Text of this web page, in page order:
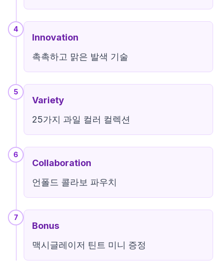
4
Innovation
촉촉하고 맑은 발색 기술
5
Variety
25가지 과일 컬러 컬렉션
6
Collaboration
언폴드 콜라보 파우치
7
Bonus
맥시글레이저 틴트 미니 증정